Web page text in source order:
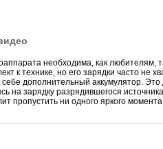
необходима, как любителям,
к технике, но его зарядки часто не
дополнительный аккумулятор. Это
на зарядку разрядившегося
пропустить ни одного яркого